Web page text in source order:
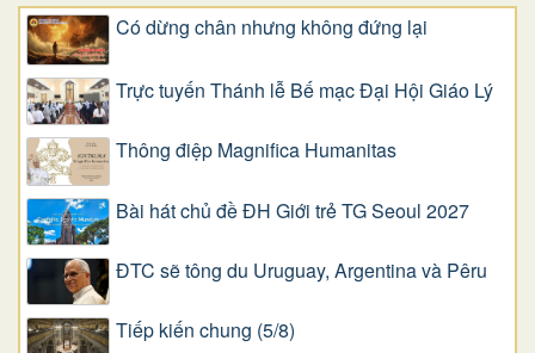
Có dừng chân nhưng không đứng lại
Trực tuyến Thánh lễ Bế mạc Đại Hội Giáo Lý
Thông điệp Magnifica Humanitas
Bài hát chủ đề ĐH Giới trẻ TG Seoul 2027
ĐTC sẽ tông du Uruguay, Argentina và Pêru
Tiếp kiến chung (5/8)